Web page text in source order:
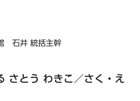
石井 統括主幹
さとう わきこ／さく・え